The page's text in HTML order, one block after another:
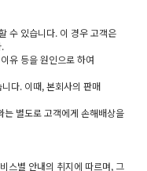
수 있습니다. 이 경우 고객은
유 등을 원인으로 하여
다. 이때, 본회사의 판매
별도로 고객에게 손해배상을
스별 안내의 취지에 따르며, 그